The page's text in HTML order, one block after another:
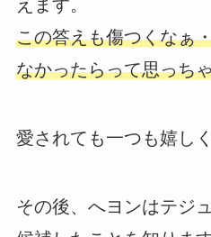
えます。
この答えも傷つくなぁ
なかったらって思っち
愛されても一つも嬉し
その後、へヨンはテジ